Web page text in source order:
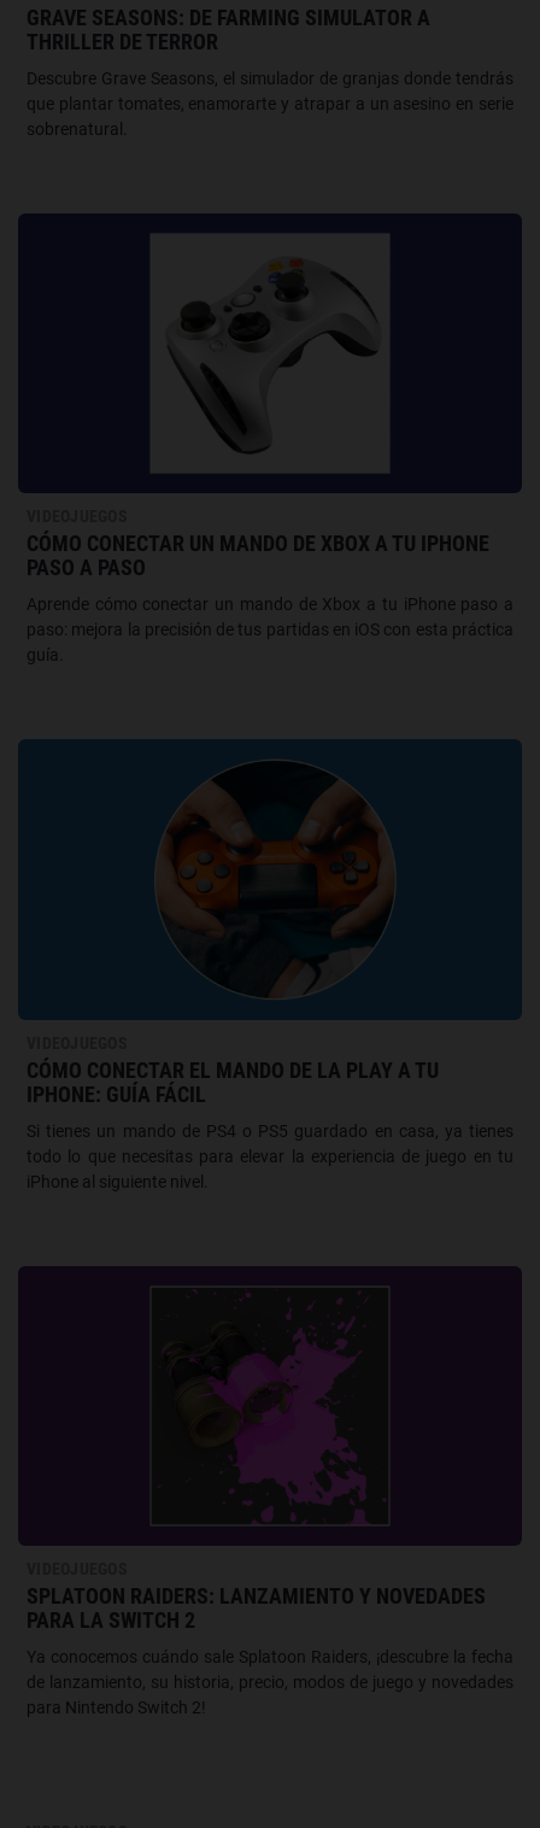
GRAVE SEASONS: DE FARMING SIMULATOR A
THRILLER DE TERROR
Descubre Grave Seasons, el simulador de granjas donde tendrás
que plantar tomates, enamorarte y atrapar a un asesino en serie
sobrenatural.
CÓMO CONECTAR UN MANDO DE XBOX A TU IPHONE
PASO A PASO
Aprende cómo conectar un mando de Xbox a tu iPhone paso a
paso: mejora la precisión de tus partidas en iOS con esta práctica
guía.
CÓMO CONECTAR EL MANDO DE LA PLAY A TU
IPHONE: GUÍA FÁCIL
Si tienes un mando de PS4 o PS5 guardado en casa, ya tienes
todo lo que necesitas para elevar la experiencia de juego en tu
iPhone al siguiente nivel.
SPLATOON RAIDERS: LANZAMIENTO Y NOVEDADES
PARA LA SWITCH 2
Ya conocemos cuándo sale Splatoon Raiders, ¡descubre la fecha
de lanzamiento, su historia, precio, modos de juego y novedades
para Nintendo Switch 2!